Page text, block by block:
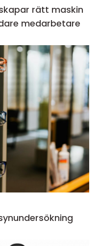
rätt maskin
medarbetare